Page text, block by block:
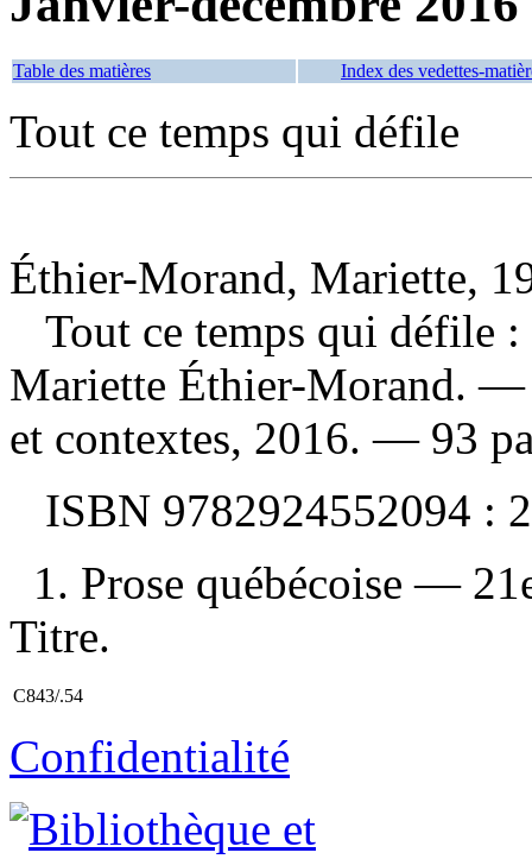
Table des matières Index des vedettes-
Tout ce temps qui défile
Éthier-Morand, Mariette,
Tout ce temps qui défile
Mariette Éthier-Morand. —
et contextes, 2016. — 93
ISBN 9782924552094 :
1. Prose québécoise —
Titre.
C843/.54
Confidentialité